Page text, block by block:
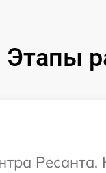
Этапы